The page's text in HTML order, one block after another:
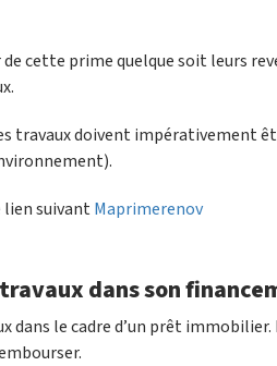
cette prime quelque soit leurs
travaux doivent impérativement
suivant Maprimerenov
dans son
dans le cadre d’un prêt